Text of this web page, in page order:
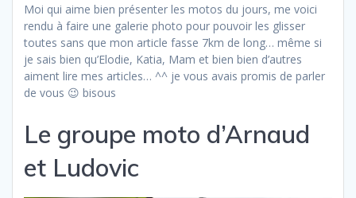
Moi qui aime bien présenter les motos du jours, me voici
rendu à faire une galerie photo pour pouvoir les glisser
toutes sans que mon article fasse 7km de long… même si
je sais bien qu’Elodie, Katia, Mam et bien bien d’autres
aiment lire mes articles… ^^ je vous avais promis de parler
de vous 😉 bisous
Le groupe moto d’Arnaud
et Ludovic